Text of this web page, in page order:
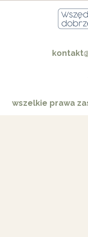
wszelkie prawa